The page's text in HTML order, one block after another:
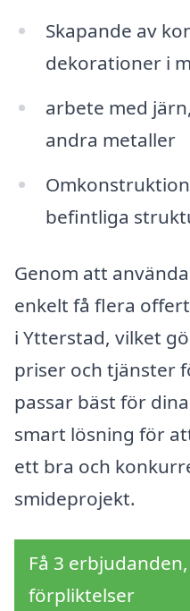
Skapande av
dekorationer i
arbete med
andra metaller
befintliga
Genom att
enkelt få flera
i Ytterstad, vilket
priser och tjänster
passar bäst för
smart lösning för
ett bra och
smideprojekt.
Få 3
förpliktelser